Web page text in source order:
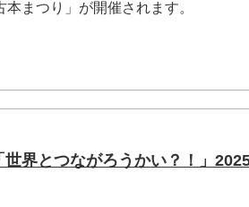
まつり」が開催されます。
界とつながろうかい？！」